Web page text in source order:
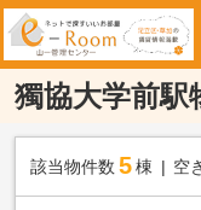
獨協大学前駅
該当物件数 5棟 空